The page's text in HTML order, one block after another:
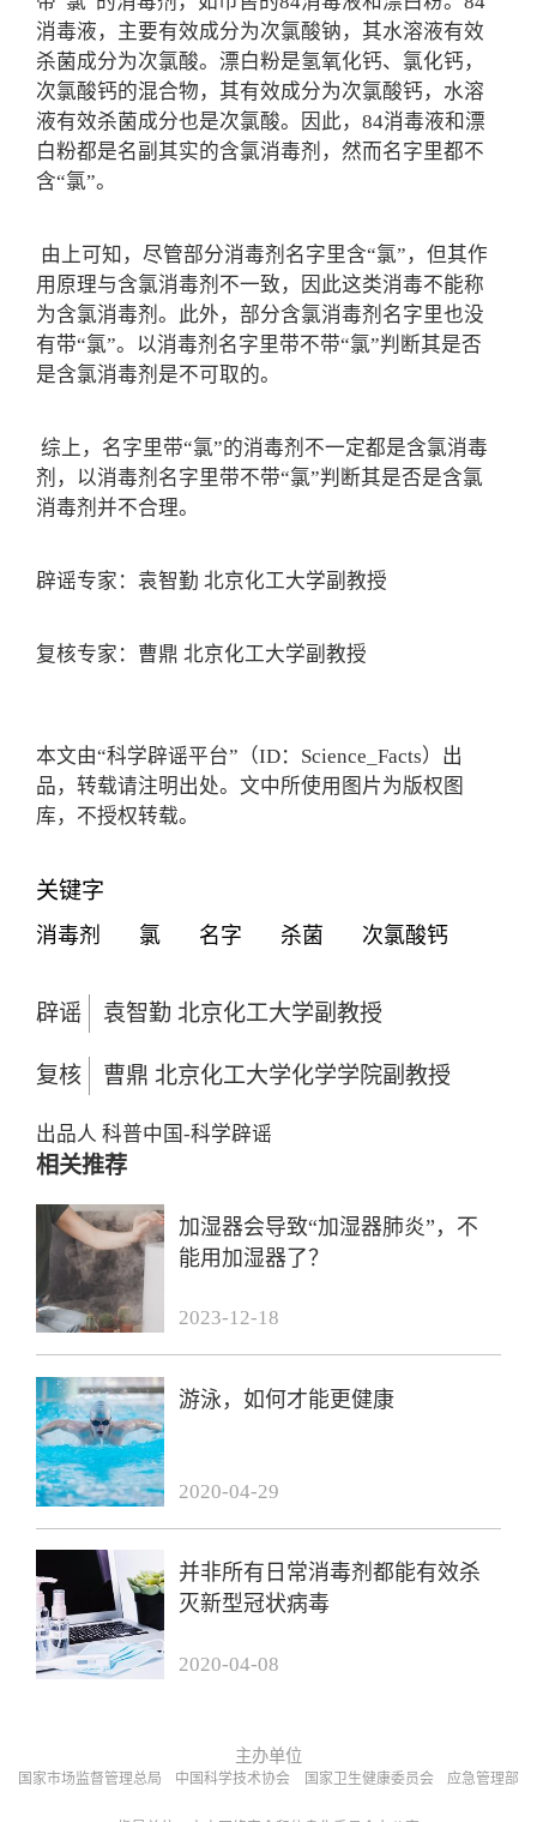
消毒液，主要有效成分为次氯酸钠，其水溶液有效
杀菌成分为次氯酸。漂白粉是氢氧化钙、氯化钙，
次氯酸钙的混合物，其有效成分为次氯酸钙，水溶
液有效杀菌成分也是次氯酸。因此，84消毒液和漂
白粉都是名副其实的含氯消毒剂，然而名字里都不
含“氯”。
由上可知，尽管部分消毒剂名字里含“氯”，但其作
用原理与含氯消毒剂不一致，因此这类消毒不能称
为含氯消毒剂。此外，部分含氯消毒剂名字里也没
有带“氯”。以消毒剂名字里带不带“氯”判断其是否
是含氯消毒剂是不可取的。
综上，名字里带“氯”的消毒剂不一定都是含氯消毒
剂，以消毒剂名字里带不带“氯”判断其是否是含氯
消毒剂并不合理。
辟谣专家：袁智勤 北京化工大学副教授
复核专家：曹鼎 北京化工大学副教授
本文由“科学辟谣平台”（ID：Science_Facts）出
品，转载请注明出处。文中所使用图片为版权图
库，不授权转载。
关键字
消毒剂 氯 名字 杀菌 次氯酸钙
辟谣 袁智勤 北京化工大学副教授
复核 曹鼎 北京化工大学化学学院副教授
出品人 科普中国-科学辟谣
相关推荐
加湿器会导致“加湿器肺炎”，不
能用加湿器了？
2023-12-18
游泳，如何才能更健康
2020-04-29
并非所有日常消毒剂都能有效杀
灭新型冠状病毒
2020-04-08
主办单位
国家市场监督管理总局 中国科学技术协会 国家卫生健康委员会 应急管理部